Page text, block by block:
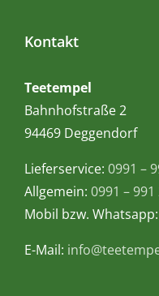
Kontakt
Teetempel
Bahnhofstraße 2
94469 Deggendorf
Lieferservice: 0991 –
Allgemein: 0991 – 991
Mobil bzw. Whatsapp:
E-Mail: